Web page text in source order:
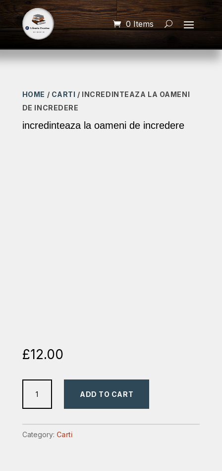
0 Items
HOME / CARTI / INCREDINTEAZA LA OAMENI
DE INCREDERE
incredinteaza la oameni de incredere
£12.00
de
incredere
ADD TO CART
Category: Carti